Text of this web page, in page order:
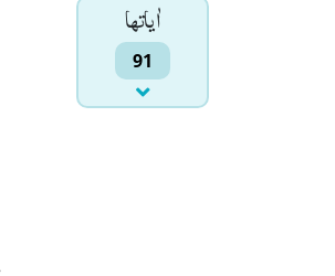
اٰياتها
91